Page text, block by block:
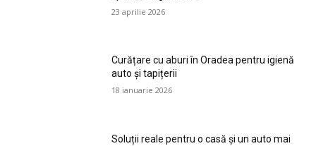
23 aprilie 2026
Curățare cu aburi în Oradea pentru igienă
auto și tapițerii
18 ianuarie 2026
Soluții reale pentru o casă și un auto mai